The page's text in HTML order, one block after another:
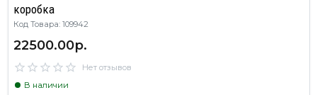
коробка
Код Товара: 109942
22500.00р.
Нет отзывов
В наличии